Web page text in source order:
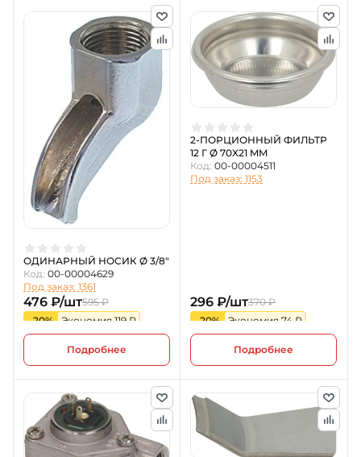
ОДИНАРНЫЙ НОСИК Ø 3/8"
Код: 00-00004629
Под заказ: 1361
476 ₽/шт595 ₽
-20%
Экономия 119 ₽
Подробнее
2-ПОРЦИОННЫЙ ФИЛЬТР
12 Г Ø 70X21 MM
Код: 00-00004511
Под заказ: 1153
296 ₽/шт370 ₽
-20%
Экономия 74 ₽
Подробнее